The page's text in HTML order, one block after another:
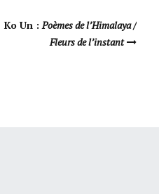
Ko Un :Poèmes de l’Himalaya /
Fleurs de l’instant